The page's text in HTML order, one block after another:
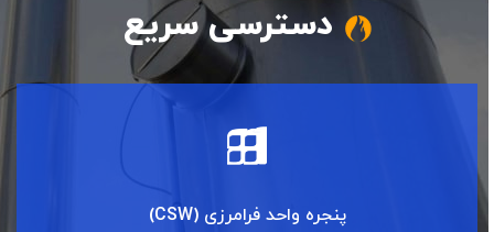
دسترسی سریع
پنجره واحد فرامرزی (CSW)